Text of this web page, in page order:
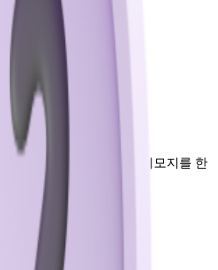
등 여러 디자인 시스템의 이모지를 한
하세요.